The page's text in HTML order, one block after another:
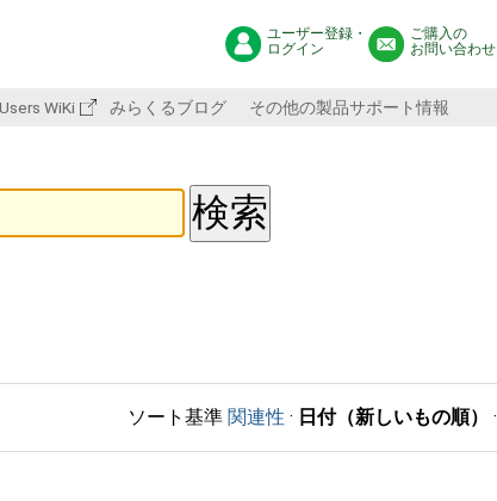
ユーザー登録・
ログイン
ご購入の
お問い合わせ
Users WiKi みらくるブログ その他の製品サポート情報
ソート基準 関連性 · 日付（新しいもの順） ·